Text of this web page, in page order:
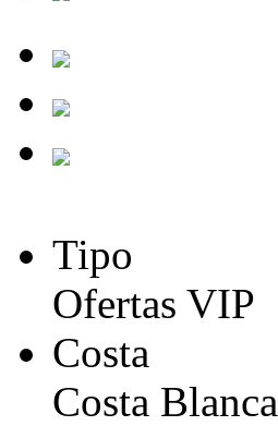
Tipo
Ofertas VIP
Costa
Costa Blanca